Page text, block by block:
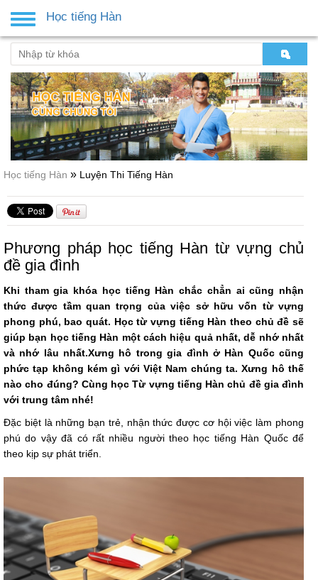
Học tiếng Hàn » Luyện Thi Tiếng Hàn
Phương pháp học tiếng Hàn từ vựng chủ
đề gia đình
Khi tham gia khóa học tiếng Hàn chắc chẳn ai cũng nhận
thức được tầm quan trọng của việc sở hữu vốn từ vựng
phong phú, bao quát. Học từ vựng tiếng Hàn theo chủ đề sẽ
giúp bạn học tiếng Hàn một cách hiệu quả nhất, dễ nhớ nhất
và nhớ lâu nhất.Xưng hô trong gia đình ở Hàn Quốc cũng
phức tạp không kém gì với Việt Nam chúng ta. Xưng hô thế
nào cho đúng? Cùng học Từ vựng tiếng Hàn chủ đề gia đình
với trung tâm nhé!
Đặc biệt là những bạn trẻ, nhận thức được cơ hội việc làm phong
phú do vậy đã có rất nhiều người theo học tiếng Hàn Quốc để
theo kịp sự phát triển.
Toggle
navigation
Học tiếng Hàn